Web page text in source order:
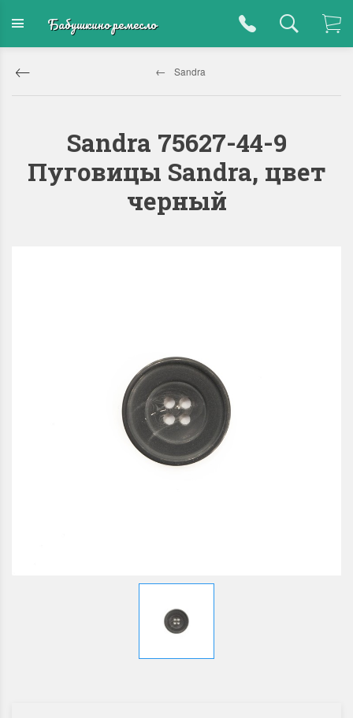
Бабушкино ремесло
Sandra
Sandra 75627-44-9
Пуговицы Sandra, цвет
черный